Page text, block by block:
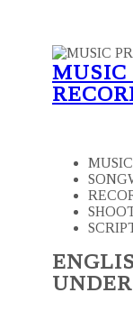
MUSIC